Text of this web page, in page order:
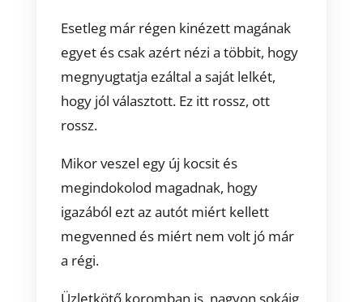
Esetleg már régen kinézett magának
egyet és csak azért nézi a többit, hogy
megnyugtatja ezáltal a saját lelkét,
hogy jól választott. Ez itt rossz, ott
rossz.
Mikor veszel egy új kocsit és
megindokolod magadnak, hogy
igazából ezt az autót miért kellett
megvenned és miért nem volt jó már
a régi.
Üzletkötő koromban is, nagyon sokáig